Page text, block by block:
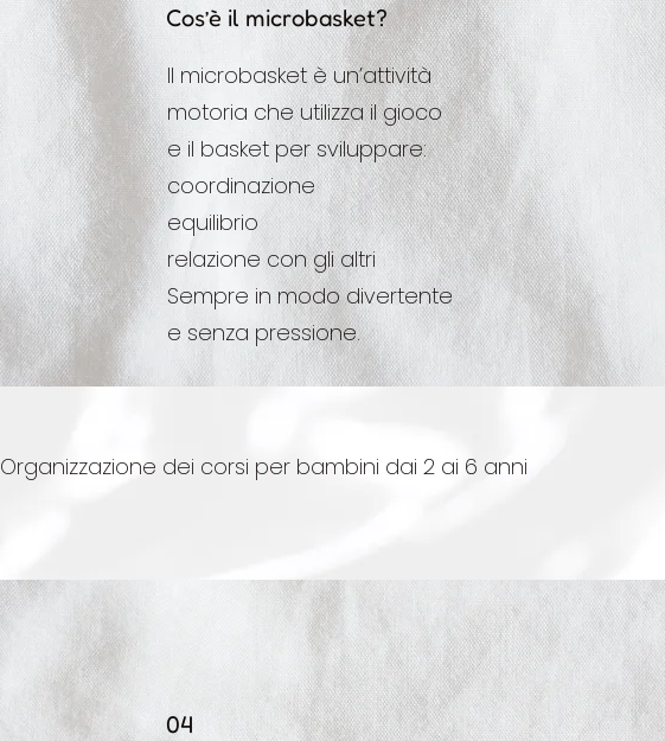
Cos’è il microbasket?
Il microbasket è un’attività
motoria che utilizza il gioco
e il basket per sviluppare:
coordinazione
equilibrio
relazione con gli altri
Sempre in modo divertente
e senza pressione.
Organizzazione dei corsi per bambini dai 2 ai 6 anni
04